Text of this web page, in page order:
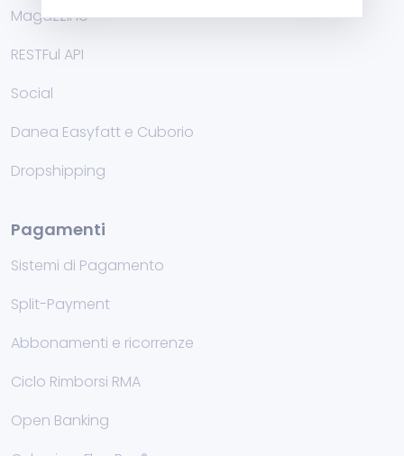
Magazzino
RESTFul API
Social
Danea Easyfatt e Cuborio
Dropshipping
Pagamenti
Sistemi di Pagamento
Split-Payment
Abbonamenti e ricorrenze
Ciclo Rimborsi RMA
Open Banking